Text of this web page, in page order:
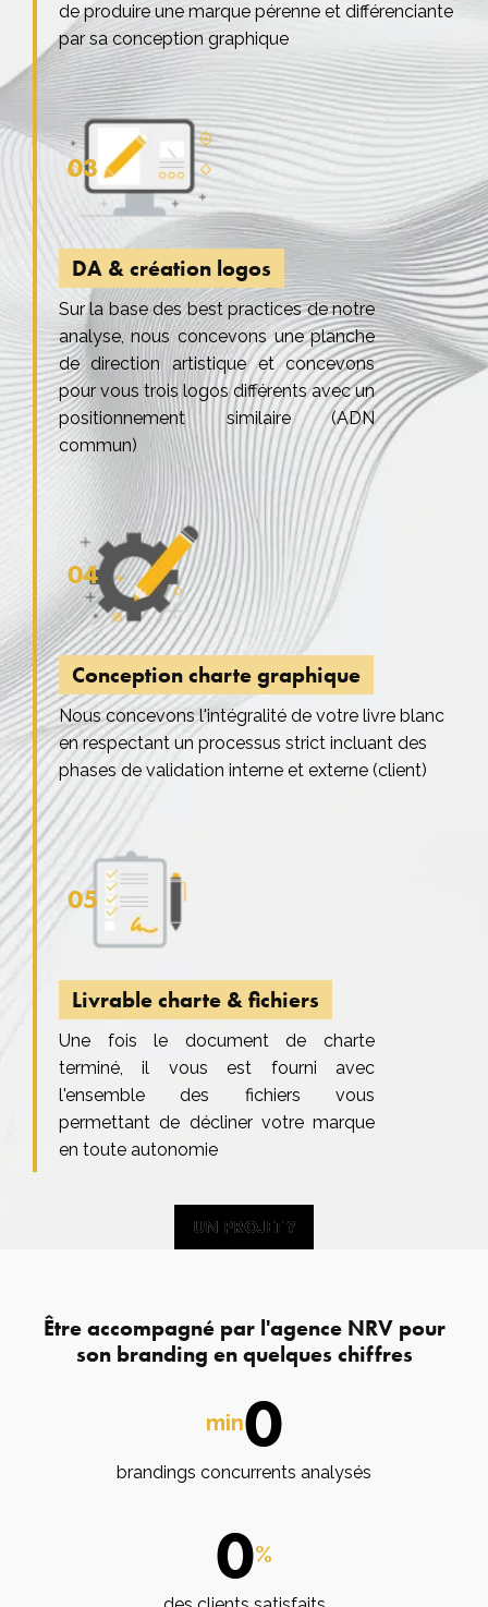
de produire une marque pérenne et différenciante
par sa conception graphique
03
DA & création logos
Sur la base des best practices de notre
analyse, nous concevons une planche
de direction artistique et concevons
pour vous trois logos différents avec un
positionnement similaire (ADN
commun)
04
Conception charte graphique
Nous concevons l'intégralité de votre livre blanc
en respectant un processus strict incluant des
phases de validation interne et externe (client)
05
Livrable charte & fichiers
Une fois le document de charte
terminé, il vous est fourni avec
l'ensemble des fichiers vous
permettant de décliner votre marque
en toute autonomie
UN PROJET ?
UN PROJET ?
Être accompagné par l'agence NRV pour
son branding en quelques chiffres
min0
brandings concurrents analysés
0%